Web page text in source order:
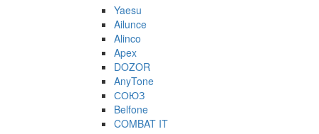
Yaesu
Ailunce
Alinco
Apex
DOZOR
AnyTone
СОЮЗ
Belfone
COMBAT IT